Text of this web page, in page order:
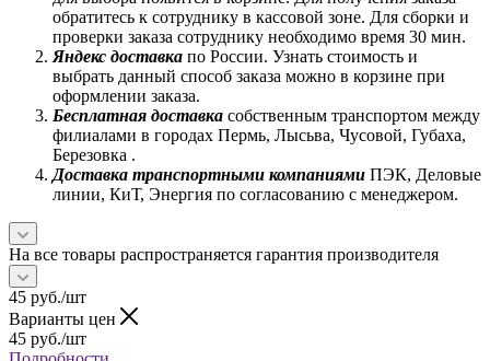
обратитесь к сотруднику в кассовой зоне. Для сборки и
проверки заказа сотруднику необходимо время 30 мин.
Яндекс доставка по России. Узнать стоимость и
выбрать данный способ заказа можно в корзине при
оформлении заказа.
Бесплатная доставка собственным транспортом между
филиалами в городах Пермь, Лысьва, Чусовой, Губаха,
Березовка .
Доставка транспортными компаниями ПЭК, Деловые
линии, КиТ, Энергия по согласованию с менеджером.
На все товары распространяется гарантия производителя
45 руб./шт
Варианты цен
45 руб./шт